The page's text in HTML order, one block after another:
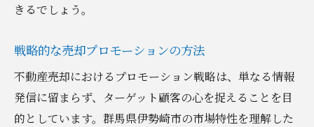
きるでしょう。
戦略的な売却プロモーションの方法
不動産売却におけるプロモーション戦略は、単なる情報
発信に留まらず、ターゲット顧客の心を捉えることを目
的としています。群馬県伊勢崎市の市場特性を理解した